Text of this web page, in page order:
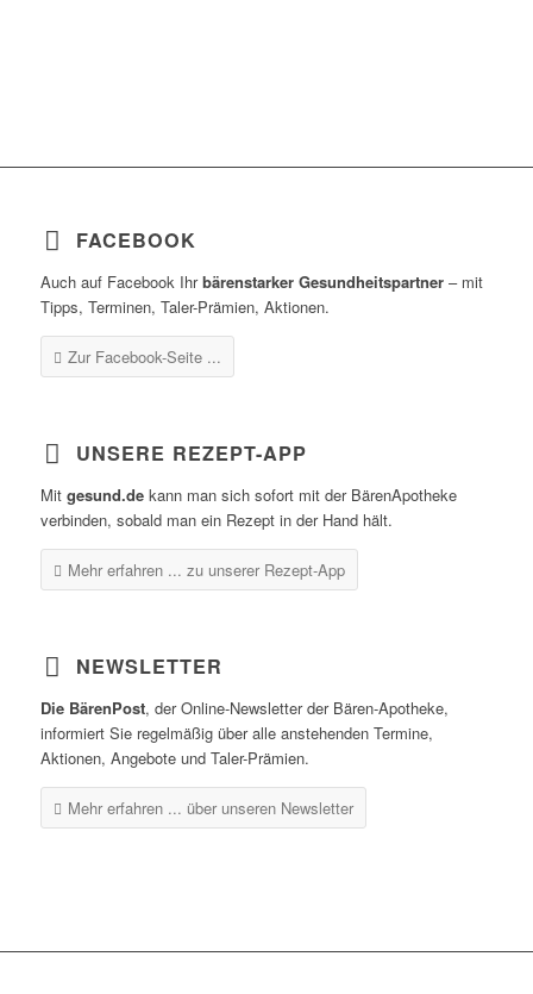
FACEBOOK
Auch auf Facebook Ihrbärenstarker Gesundheitspartner– mit
Tipps, Terminen, Taler-Prämien, Aktionen.
Zur Facebook-Seite ...
UNSERE REZEPT-APP
Mit gesund.dekann man sich sofort mit der BärenApotheke
verbinden, sobald man ein Rezept in der Hand hält.
Mehr erfahren ... zu unserer Rezept-App
NEWSLETTER
Die BärenPost, der Online-Newsletter der Bären-Apotheke,
informiert Sie regelmäßig über alle anstehenden Termine,
Aktionen, Angebote und Taler-Prämien.
Mehr erfahren ... über unseren Newsletter